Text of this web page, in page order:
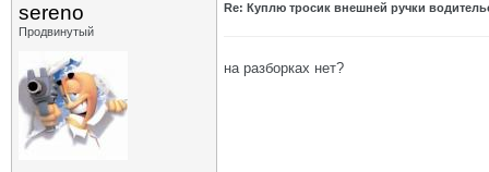
sereno
Продвинутый
Re: Куплю тросик внешней ручки
на разборках нет?